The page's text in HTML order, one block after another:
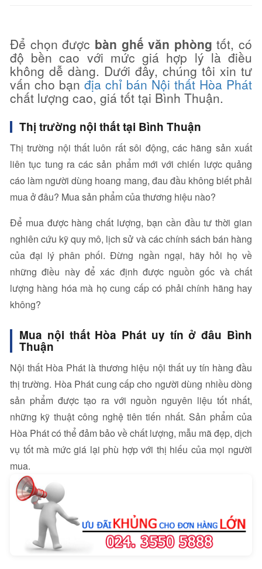
Để chọn được bàn ghế văn phòngtốt, có
độ bền cao với mức giá hợp lý là điều
không dễ dàng. Dưới đây, chúng tôi xin tư
vấn cho bạn địa chỉ bán Nội thất Hòa Phát
chất lượng cao, giá tốt tại Bình Thuận.
Thị trường nội thất tại Bình Thuận
Thị trường nội thất luôn rất sôi động, các hãng sản xuất
liên tục tung ra các sản phẩm mới với chiến lược quảng
cáo làm người dùng hoang mang, đau đầu không biết phải
mua ở đâu? Mua sản phẩm của thương hiệu nào?
Để mua được hàng chất lượng, bạn cần đầu tư thời gian
nghiên cứu kỹ quy mô, lịch sử và các chính sách bán hàng
của đại lý phân phối. Đừng ngần ngại, hãy hỏi họ về
những điều này để xác định được nguồn gốc và chất
lượng hàng hóa mà họ cung cấp có phải chính hãng hay
không?
Mua nội thất Hòa Phát uy tín ở đâu Bình
Thuận
Nội thất Hòa Phát là thương hiệu nội thất uy tín hàng đầu
thị trường. Hòa Phát cung cấp cho người dùng nhiều dòng
sản phẩm được tạo ra với nguồn nguyên liệu tốt nhất,
những kỹ thuật công nghệ tiên tiến nhất. Sản phẩm của
Hòa Phát có thể đảm bảo về chất lượng, mẫu mã đẹp, dịch
vụ tốt mà mức giá lại phù hợp với thị hiếu của mọi người
mua.